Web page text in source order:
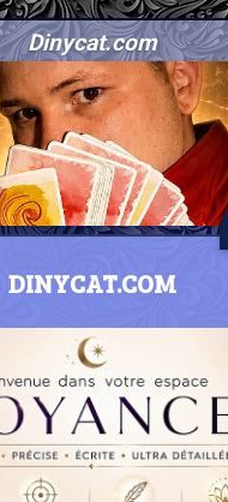
Dinycat.com
DINYCAT.COM